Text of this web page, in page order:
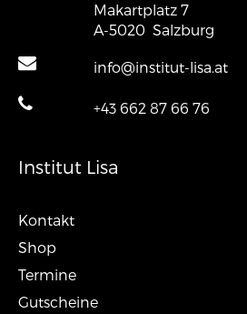
Makartplatz 7
A-5020 Salzburg
info@institut-lisa.at
+43 662 87 66 76
Institut Lisa
Kontakt
Shop
Termine
Gutscheine